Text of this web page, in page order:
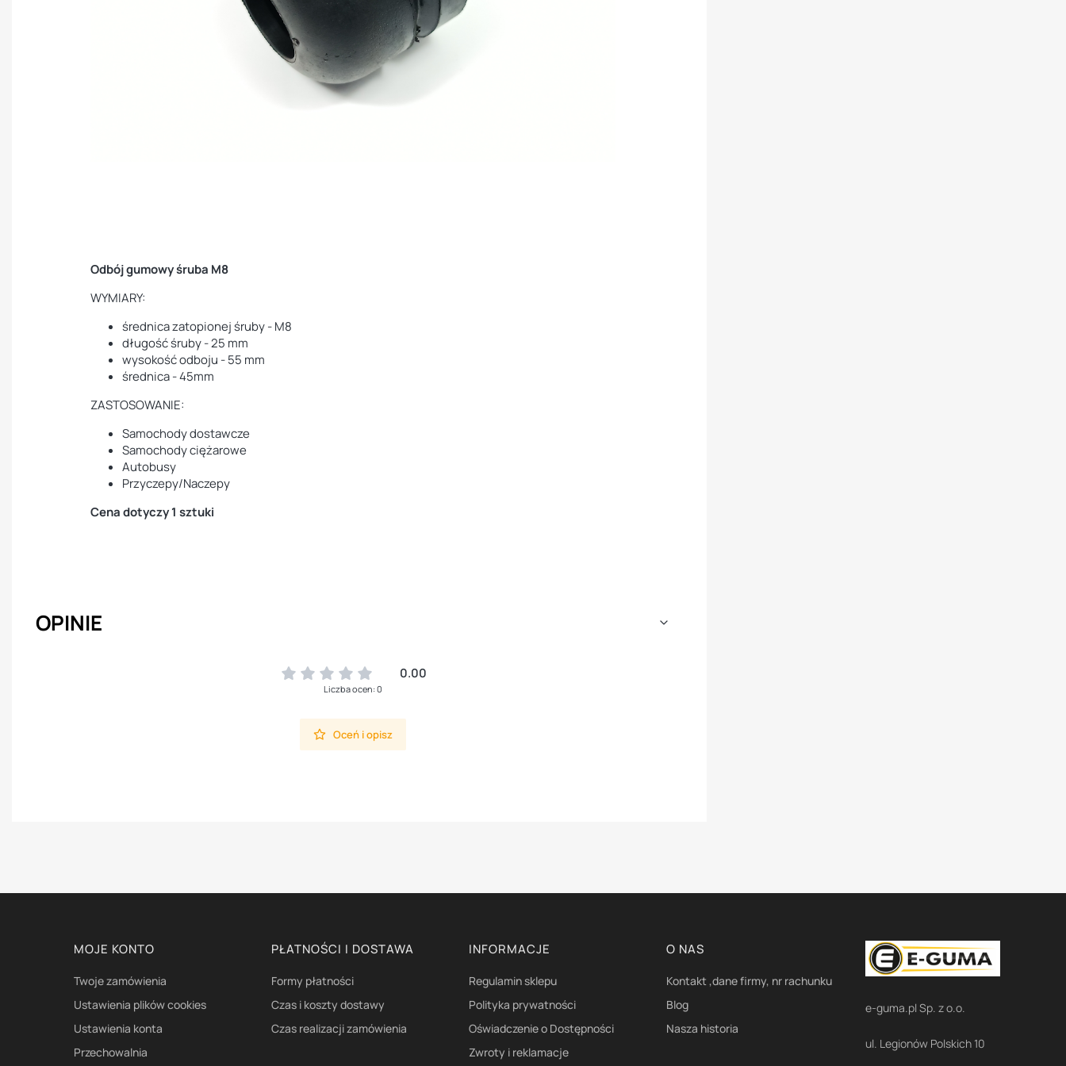
Odbój gumowy śruba M8
WYMIARY:
średnica zatopionej śruby - M8
długość śruby - 25 mm
wysokość odboju - 55 mm
średnica - 45mm
ZASTOSOWANIE:
Samochody dostawcze
Samochody ciężarowe
Autobusy
Przyczepy/Naczepy
Cena dotyczy 1 sztuki
OPINIE
0.00
Liczba ocen: 0
Oceń i opisz
Linki w stopce
MOJE KONTO
Twoje zamówienia
Ustawienia plików cookies
Ustawienia konta
Przechowalnia
PŁATNOŚCI I DOSTAWA
Formy płatności
Czas i koszty dostawy
Czas realizacji zamówienia
INFORMACJE
Regulamin sklepu
Polityka prywatności
Oświadczenie o Dostępności
Zwroty i reklamacje
O NAS
Kontakt ,dane firmy, nr rachunku
Blog
Nasza historia
e-guma.pl Sp. z o.o.
ul. Legionów Polskich 10